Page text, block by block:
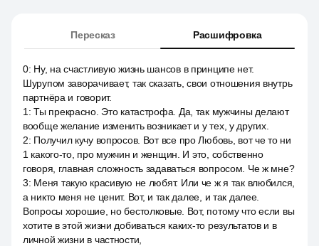
Пересказ Расшифровка
0: Ну, на счастливую жизнь шансов в принципе нет.
Шурупом заворачивает, так сказать, свои отношения внутрь
партнёра и говорит.
1 :Ты прекрасно. Это катастрофа. Да, так мужчины делают
вообще желание изменить возникает и у тех, у других.
2: Получил кучу вопросов. Вот все про Любовь, вот че то ни
1 какого-то, про мужчин и женщин. И это, собственно
говоря, главная сложность задаваться вопросом. Че ж мне?
3: Меня такую красивую не любят. Или че ж я так влюбился,
а никто меня не ценит. Вот, и так далее, и так далее.
Вопросы хорошие, но бестолковые. Вот, потому что если вы
хотите в этой жизни добиваться каких-то результатов и в
личной жизни в частности,